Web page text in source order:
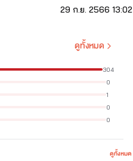
ดีที่แม่แท้ๆ ยังไม่อยากยอมรับ
หลายตัวตน หลายฐานะ ไม่ว่าจะ
กับบุคคลในตำนานมากมาย
ธอเลยอยากลองเป็นมอดที่มีความ
ยณให้สุขสบายดูบ้าง
วร้าย ขึ้นเป็นหัวโจกโรงเรียน
29 ก.ย. 2566
ดูทั้งหมด
304
0
1
0
0
ดูทั้งหมด